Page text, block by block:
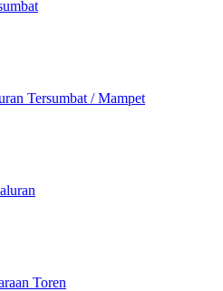
Tersumbat / Mampet
Toren